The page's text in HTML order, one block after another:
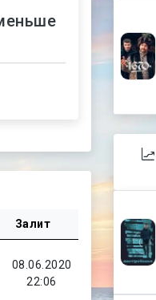
Залит
08.06.2020
22:06